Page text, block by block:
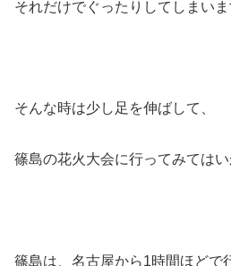
それだけでぐったりしてしまいま
そんな時は少し足を伸ばして、
篠島の花火大会に行ってみてはい
篠島は、名古屋から1時間ほどで